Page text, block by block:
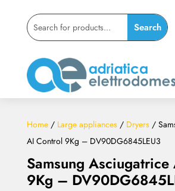
Samsung
9Kg –
Home/ Large appliances/ Dryers/
AI Control 9Kg – DV90DG6845LEU3